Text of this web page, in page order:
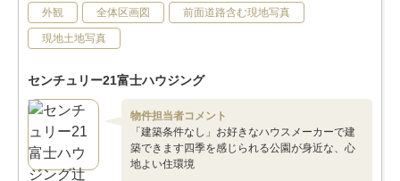
外観 全体区画図 前面道路含む現地写真
現地土地写真
センチュリー21富士ハウジング
物件担当者コメント
「建築条件なし」お好きなハウスメーカーで建
築できます四季を感じられる公園が身近な、心
地よい住環境